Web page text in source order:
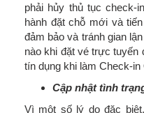
phải hủy thủ tục check-
hành đặt chỗ mới và
đảm bảo và tránh gian
nào khi đặt vé trực tuyến
tín dụng khi làm Check-in
Cập nhật tình
Vì một số lý do đặc